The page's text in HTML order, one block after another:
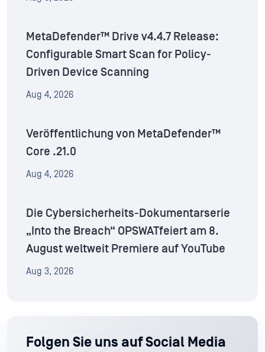
MetaDefender™ Drive v4.4.7 Release:
Configurable Smart Scan for Policy-
Driven Device Scanning
Aug 4, 2026
Veröffentlichung von MetaDefender™
Core .21.0
Aug 4, 2026
Die Cybersicherheits-Dokumentarserie
„Into the Breach“ OPSWATfeiert am 8.
August weltweit Premiere auf YouTube
Aug 3, 2026
Folgen Sie uns auf Social Media